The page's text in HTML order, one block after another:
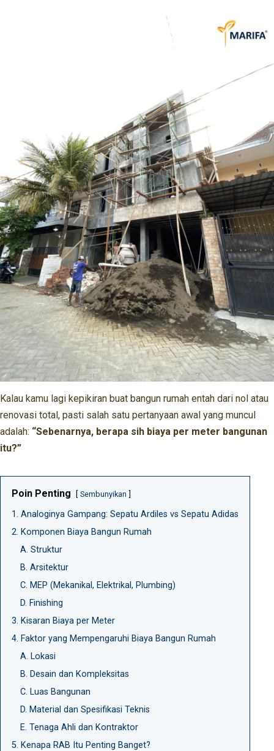
Kalau kamu lagi kepikiran buat bangun rumah entah dari nol atau
renovasi total, pasti salah satu pertanyaan awal yang muncul
adalah: “Sebenarnya, berapa sih biaya per meter bangunan
itu?”
Poin Penting Sembunyikan
1. Analoginya Gampang: Sepatu Ardiles vs Sepatu Adidas
2. Komponen Biaya Bangun Rumah
A. Struktur
B. Arsitektur
C. MEP (Mekanikal, Elektrikal, Plumbing)
D. Finishing
3. Kisaran Biaya per Meter
4. Faktor yang Mempengaruhi Biaya Bangun Rumah
A. Lokasi
B. Desain dan Kompleksitas
C. Luas Bangunan
D. Material dan Spesifikasi Teknis
E. Tenaga Ahli dan Kontraktor
5. Kenapa RAB Itu Penting Banget?